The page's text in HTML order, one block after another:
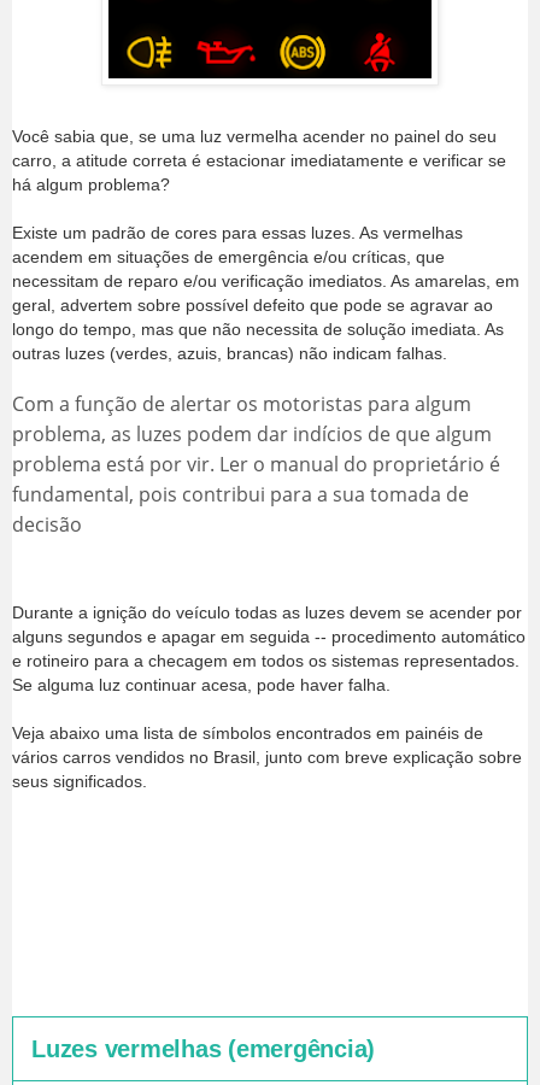
Você sabia que, se uma luz vermelha acender no painel do seu
carro, a atitude correta é estacionar imediatamente e verificar se
há algum problema?
Existe um padrão de cores para essas luzes. As vermelhas
acendem em situações de emergência e/ou críticas, que
necessitam de reparo e/ou verificação imediatos. As amarelas, em
geral, advertem sobre possível defeito que pode se agravar ao
longo do tempo, mas que não necessita de solução imediata. As
outras luzes (verdes, azuis, brancas) não indicam falhas.
Com a função de alertar os motoristas para algum
problema, as luzes podem dar indícios de que algum
problema está por vir. Ler o manual do proprietário é
fundamental, pois contribui para a sua tomada de
decisão
Durante a ignição do veículo todas as luzes devem se acender por
alguns segundos e apagar em seguida -- procedimento automático
e rotineiro para a checagem em todos os sistemas representados.
Se alguma luz continuar acesa, pode haver falha.
Veja abaixo uma lista de símbolos encontrados em painéis de
vários carros vendidos no Brasil, junto com breve explicação sobre
seus significados.
Luzes vermelhas (emergência)